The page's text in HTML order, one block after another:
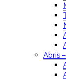
Abris